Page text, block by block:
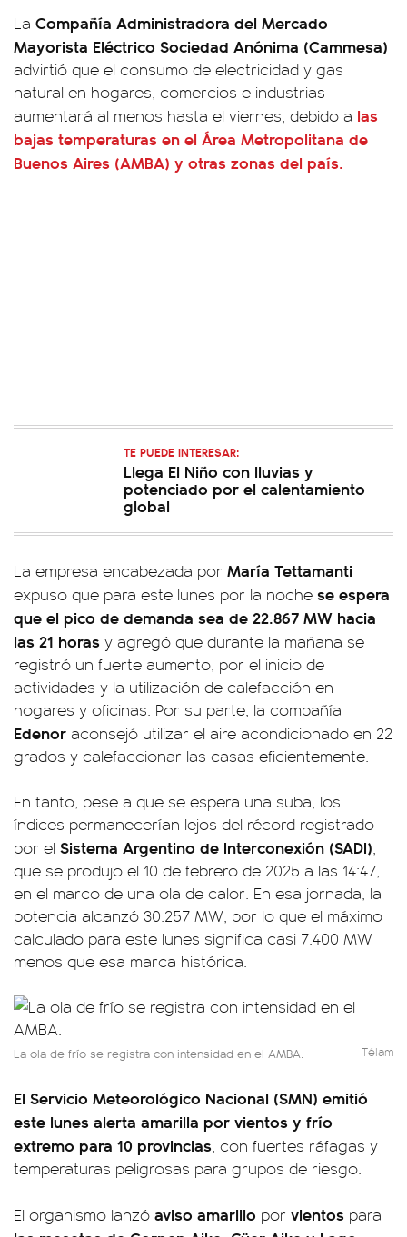
La Compañía Administradora del Mercado
Mayorista Eléctrico Sociedad Anónima (Cammesa)
advirtió que el consumo de electricidad y gas
natural en hogares, comercios e industrias
aumentará al menos hasta el viernes, debido a las
bajas temperaturas en el Área Metropolitana de
Buenos Aires (AMBA) y otras zonas del país.
TE PUEDE INTERESAR:
Llega El Niño con lluvias y
potenciado por el calentamiento
global
La empresa encabezada por María Tettamanti
expuso que para este lunes por la noche se espera
que el pico de demanda sea de 22.867 MW hacia
las 21 horas y agregó que durante la mañana se
registró un fuerte aumento, por el inicio de
actividades y la utilización de calefacción en
hogares y oficinas. Por su parte, la compañía
Edenor aconsejó utilizar el aire acondicionado en 22
grados y calefaccionar las casas eficientemente.
En tanto, pese a que se espera una suba, los
índices permanecerían lejos del récord registrado
por el Sistema Argentino de Interconexión (SADI),
que se produjo el 10 de febrero de 2025 a las 14:47,
en el marco de una ola de calor. En esa jornada, la
potencia alcanzó 30.257 MW, por lo que el máximo
calculado para este lunes significa casi 7.400 MW
menos que esa marca histórica.
La ola de frío se registra con intensidad en el AMBA. Télam
El Servicio Meteorológico Nacional (SMN) emitió
este lunes alerta amarilla por vientos y frío
extremo para 10 provincias, con fuertes ráfagas y
temperaturas peligrosas para grupos de riesgo.
El organismo lanzó aviso amarillo por vientos para